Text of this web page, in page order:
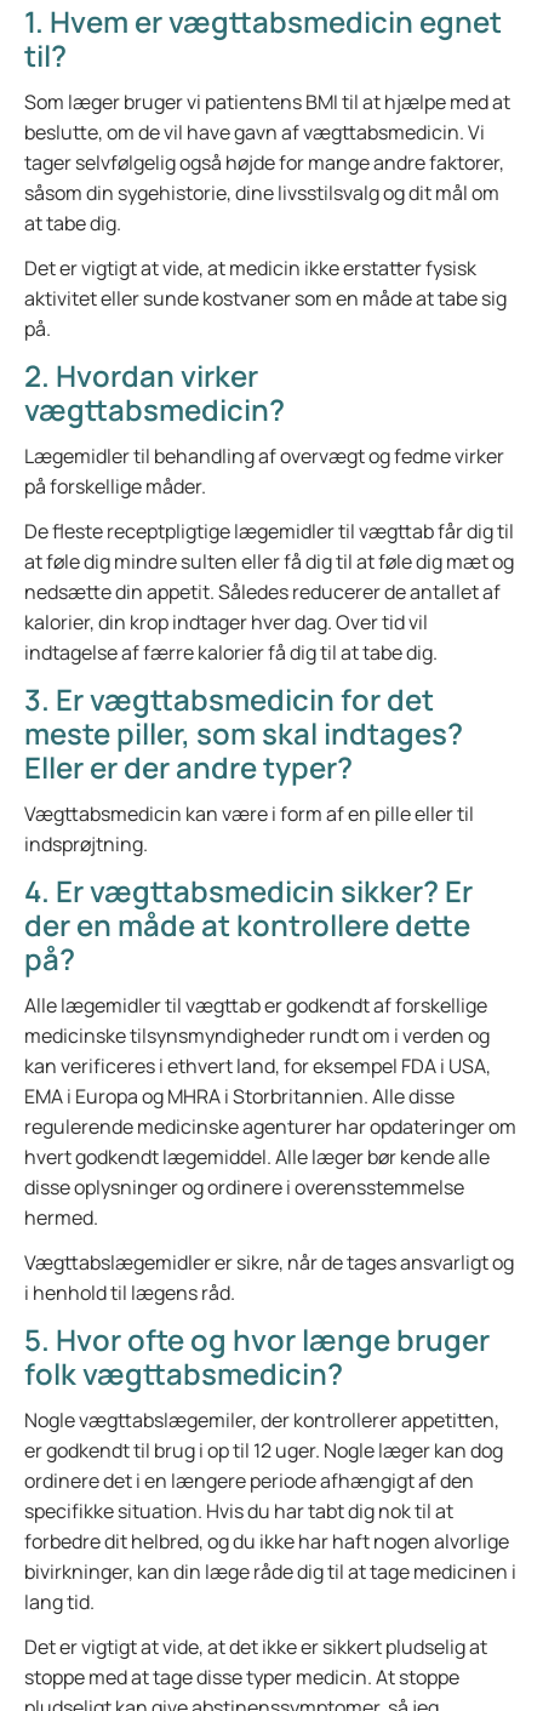
1. Hvem er vægttabsmedicin egnet
til?
Som læger bruger vi patientens BMI til at hjælpe med at
beslutte, om de vil have gavn af vægttabsmedicin. Vi
tager selvfølgelig også højde for mange andre faktorer,
såsom din sygehistorie, dine livsstilsvalg og dit mål om
at tabe dig.
Det er vigtigt at vide, at medicin ikke erstatter fysisk
aktivitet eller sunde kostvaner som en måde at tabe sig
på.
2. Hvordan virker
vægttabsmedicin?
Lægemidler til behandling af overvægt og fedme virker
på forskellige måder.
De fleste receptpligtige lægemidler til vægttab får dig til
at føle dig mindre sulten eller få dig til at føle dig mæt og
nedsætte din appetit. Således reducerer de antallet af
kalorier, din krop indtager hver dag. Over tid vil
indtagelse af færre kalorier få dig til at tabe dig.
3. Er vægttabsmedicin for det
meste piller, som skal indtages?
Eller er der andre typer?
Vægttabsmedicin kan være i form af en pille eller til
indsprøjtning.
4. Er vægttabsmedicin sikker? Er
der en måde at kontrollere dette
på?
Alle lægemidler til vægttab er godkendt af forskellige
medicinske tilsynsmyndigheder rundt om i verden og
kan verificeres i ethvert land, for eksempel FDA i USA,
EMA i Europa og MHRA i Storbritannien. Alle disse
regulerende medicinske agenturer har opdateringer om
hvert godkendt lægemiddel. Alle læger bør kende alle
disse oplysninger og ordinere i overensstemmelse
hermed.
Vægttabslægemidler er sikre, når de tages ansvarligt og
i henhold til lægens råd.
5. Hvor ofte og hvor længe bruger
folk vægttabsmedicin?
Nogle vægttabslægemiler, der kontrollerer appetitten,
er godkendt til brug i op til 12 uger. Nogle læger kan dog
ordinere det i en længere periode afhængigt af den
specifikke situation. Hvis du har tabt dig nok til at
forbedre dit helbred, og du ikke har haft nogen alvorlige
bivirkninger, kan din læge råde dig til at tage medicinen i
lang tid.
Det er vigtigt at vide, at det ikke er sikkert pludselig at
stoppe med at tage disse typer medicin. At stoppe